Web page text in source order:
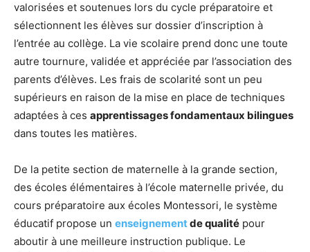
valorisées et soutenues lors du cycle préparatoire et
sélectionnent les élèves sur dossier d’inscription à
l’entrée au collège. La vie scolaire prend donc une toute
autre tournure, validée et appréciée par l’association des
parents d’élèves. Les frais de scolarité sont un peu
supérieurs en raison de la mise en place de techniques
adaptées à ces apprentissages fondamentaux bilingues
dans toutes les matières.
De la petite section de maternelle à la grande section,
des écoles élémentaires à l’école maternelle privée, du
cours préparatoire aux écoles Montessori, le système
éducatif propose un enseignementde qualité pour
aboutir à une meilleure instruction publique. Le